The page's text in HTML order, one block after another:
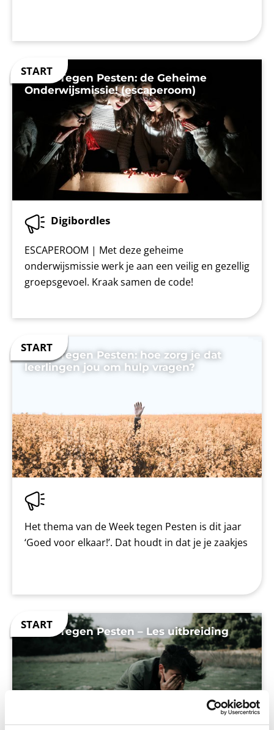
Week Tegen Pesten: de Geheime
Onderwijsmissie! (escaperoom)
Digibordles
ESCAPEROOM | Met deze geheime
onderwijsmissie werk je aan een veilig en gezellig
groepsgevoel. Kraak samen de code!
Week Tegen Pesten: hoe zorg je dat
leerlingen jou om hulp vragen?
Het thema van de Week tegen Pesten is dit jaar
‘Goed voor elkaar!’. Dat houdt in dat je je zaakjes
Week Tegen Pesten – Les uitbreiding